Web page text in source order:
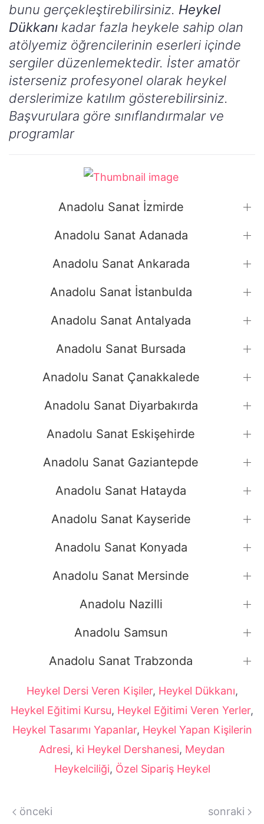
bunu gerçekleştirebilirsiniz. Heykel
Dükkanı kadar fazla heykele sahip olan
atölyemiz öğrencilerinin eserleri içinde
sergiler düzenlemektedir. İster amatör
isterseniz profesyonel olarak heykel
derslerimize katılım gösterebilirsiniz.
Başvurulara göre sınıflandırmalar ve
programlar
Anadolu Sanat İzmirde
Anadolu Sanat Adanada
Anadolu Sanat Ankarada
Anadolu Sanat İstanbulda
Anadolu Sanat Antalyada
Anadolu Sanat Bursada
Anadolu Sanat Çanakkalede
Anadolu Sanat Diyarbakırda
Anadolu Sanat Eskişehirde
Anadolu Sanat Gaziantepde
Anadolu Sanat Hatayda
Anadolu Sanat Kayseride
Anadolu Sanat Konyada
Anadolu Sanat Mersinde
Anadolu Nazilli
Anadolu Samsun
Anadolu Sanat Trabzonda
Heykel Dersi Veren Kişiler, Heykel Dükkanı,
Heykel Eğitimi Kursu, Heykel Eğitimi Veren Yerler,
Heykel Tasarımı Yapanlar, Heykel Yapan Kişilerin
Adresi, ki Heykel Dershanesi, Meydan
Heykelciliği, Özel Sipariş Heykel
önceki sonraki